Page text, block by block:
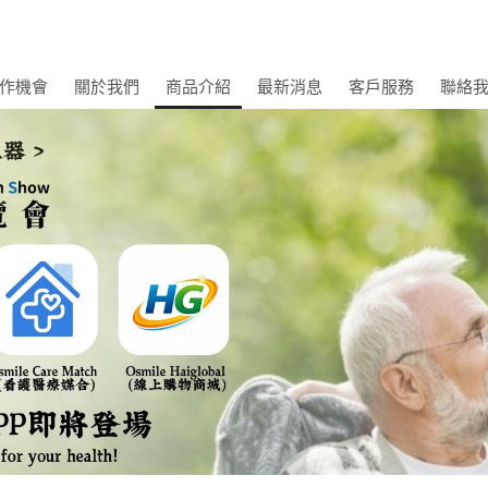
機會 關於我們 商品介紹 最新消息 客戶服務 聯絡